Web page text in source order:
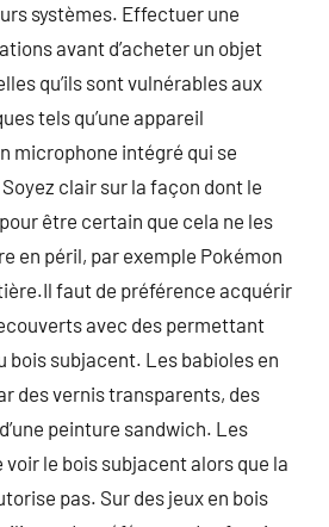
systèmes. Effectuer une
avant d’acheter un objet
qu’ils sont vulnérables aux
tels qu’une appareil
microphone intégré qui se
clair sur la façon dont le
être certain que cela ne les
en péril, par exemple Pokémon
faut de préférence acquérir
avec des permettant
bois subjacent. Les babioles en
des vernis transparents, des
peinture sandwich. Les
le bois subjacent alors que la
pas. Sur des jeux en bois